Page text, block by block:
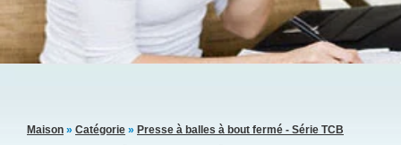
Maison » Catégorie » Presse à balles à bout fermé - Série TCB